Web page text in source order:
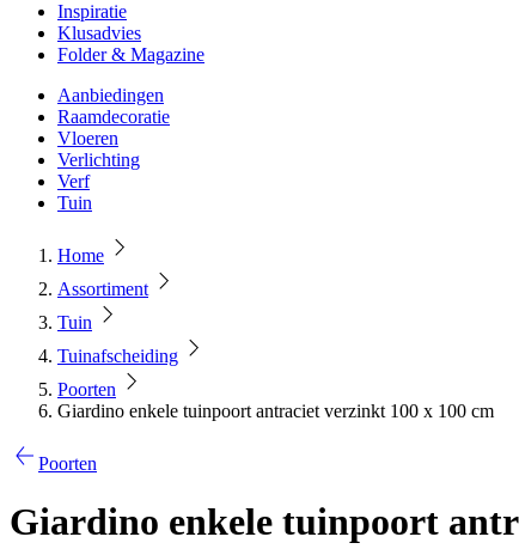
Inspiratie
Klusadvies
Folder & Magazine
Aanbiedingen
Raamdecoratie
Vloeren
Verlichting
Verf
Tuin
Home
Assortiment
Tuin
Tuinafscheiding
Poorten
Giardino enkele tuinpoort antraciet verzinkt 100 x 100 cm
Poorten
Giardino enkele tuinpoort